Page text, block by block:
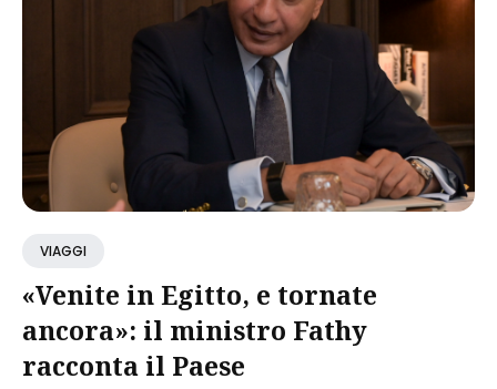
VIAGGI
«Venite in Egitto, e tornate
ancora»: il ministro Fathy
racconta il Paese